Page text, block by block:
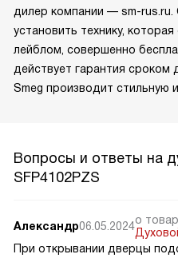
дилер компании — sm-rus.ru.
установить технику,
лейблом, совершенно
действует гарантия сроком
Smeg производит стильную
Вопросы и ответы на
SFP4102PZS
Александр06.05.2024о
При открывании дверцы